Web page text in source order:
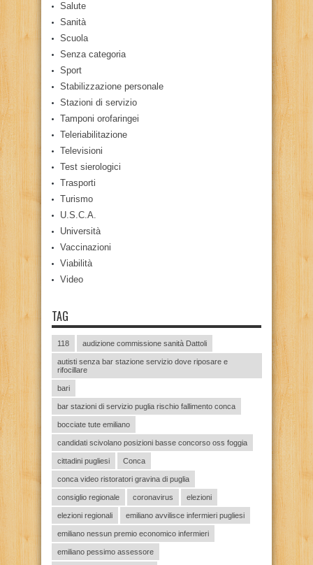
Salute
Sanità
Scuola
Senza categoria
Sport
Stabilizzazione personale
Stazioni di servizio
Tamponi orofaringei
Teleriabilitazione
Televisioni
Test sierologici
Trasporti
Turismo
U.S.C.A.
Università
Vaccinazioni
Viabilità
Video
TAG
118 audizione commissione sanità Dattoli
autisti senza bar stazione servizio dove riposare e
rifocillare
bari
bar stazioni di servizio puglia rischio fallimento conca
bocciate tute emiliano
candidati scivolano posizioni basse concorso oss foggia
cittadini pugliesi Conca
conca video ristoratori gravina di puglia
consiglio regionale coronavirus elezioni
elezioni regionali emiliano avvilisce infermieri pugliesi
emiliano nessun premio economico infermieri
emiliano pessimo assessore